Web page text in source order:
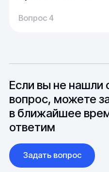
20-25 дней, но в
может быть
до 6 месяцев
У нас большой опыт
Азии. Через наших
вопросы связанные с
международной
Вопрос 4
Если вы не нашли
вопрос, можете
в ближайшее
ответим
Задать вопрос